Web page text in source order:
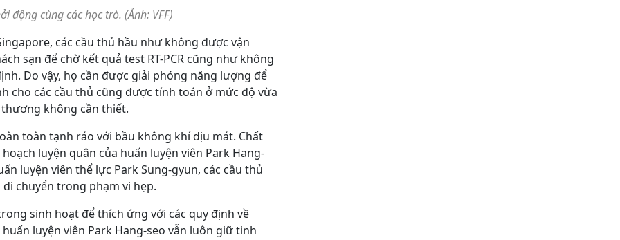
động cùng các học trò. (Ảnh: VFF)
các cầu thủ hầu như không được vận
sạn để chờ kết quả test RT-PCR cũng như không
Do vậy, họ cần được giải phóng năng lượng để
cho các cầu thủ cũng được tính toán ở mức độ vừa
không cần thiết.
toàn tạnh ráo với bầu không khí dịu mát. Chất
luyện quân của huấn luyện viên Park Hang-
luyện viên thể lực Park Sung-gyun, các cầu thủ
chuyển trong phạm vi hẹp.
sinh hoạt để thích ứng với các quy định về
luyện viên Park Hang-seo vẫn luôn giữ tinh